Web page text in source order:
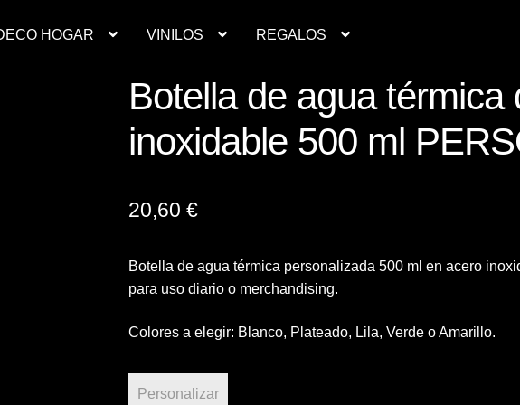
HOGAR VINILOS REGALOS
Finalizar compra Mi cuenta
ropa laboral personalizada ProductosRegalos Ropa Sample Page
Botella de agua térmica
inoxidable 500 ml
20,60 €
Botella de agua térmica personalizada 500 ml en acero
para uso diario o merchandising.
Colores a elegir: Blanco, Plateado, Lila, Verde o Amarillo.
Personalizar